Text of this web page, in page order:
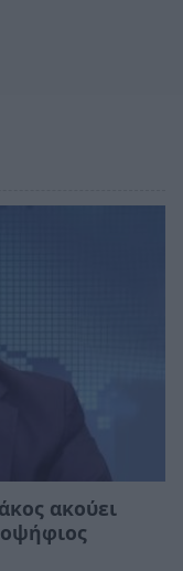
ακούει